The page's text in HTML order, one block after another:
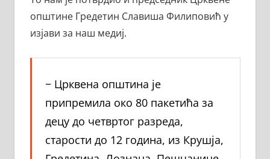
општине Гредетин Славиша Филиповић у
изјави за наш медиј.
− Црквена општина је
припремила око 80 пакетића за
децу до четвртог разреда,
старости до 12 година, из Крушја,